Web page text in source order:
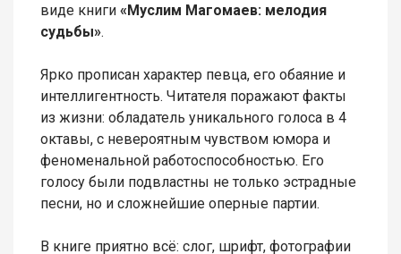
виде книги «Муслим Магомаев: мелодия
судьбы».
Ярко прописан характер певца, его обаяние и
интеллигентность. Читателя поражают факты
из жизни: обладатель уникального голоса в 4
октавы, с невероятным чувством юмора и
феноменальной работоспособностью. Его
голосу были подвластны не только эстрадные
песни, но и сложнейшие оперные партии.
В книге приятно всё: слог, шрифт, фотографии